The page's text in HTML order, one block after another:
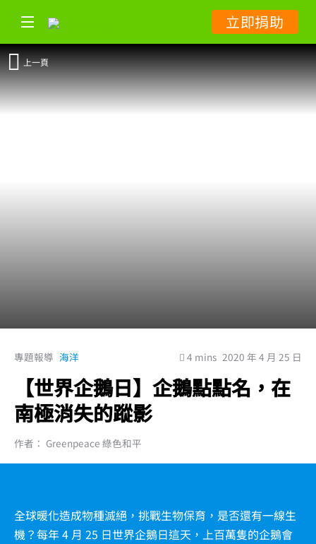
立即捐助
上一頁
專題報導 海洋 4 mins 2020 年 4 月 25 日
【世界企鵝日】企鵝點點名，在
南極消失的蹤影
作者： Greenpeace 綠色和平
全球暖化造成物種滅絕，挑戰生物保育，是否還有一線生
機？每年 4 月 25 日世界企鵝日這天，上百萬隻的企鵝會